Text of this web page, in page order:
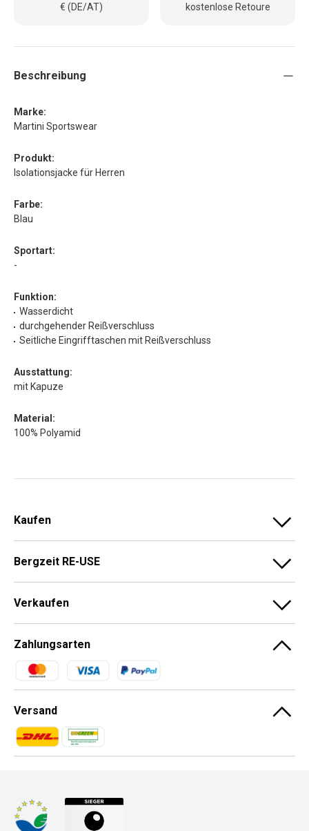
€ (DE/AT)
kostenlose Retoure
Beschreibung
Marke:
Martini Sportswear
Produkt:
Isolationsjacke für Herren
Farbe:
Blau
Sportart:
-
Funktion:
Wasserdicht
durchgehender Reißverschluss
Seitliche Eingrifftaschen mit Reißverschluss
Ausstattung:
mit Kapuze
Material:
100% Polyamid
Kaufen
Bergzeit RE-USE
Verkaufen
Zahlungsarten
Zahlungsmethoden
Versand
Zahlungsmethoden
Zahlungsmethoden